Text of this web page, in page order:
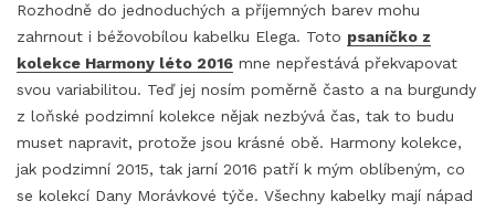
Rozhodně do jednoduchých a příjemných barev mohu
zahrnout i béžovobílou kabelku Elega. Toto psaníčko z
kolekce Harmony léto 2016 mne nepřestává překvapovat
svou variabilitou. Teď jej nosím poměrně často a na burgundy
z loňské podzimní kolekce nějak nezbývá čas, tak to budu
muset napravit, protože jsou krásné obě. Harmony kolekce,
jak podzimní 2015, tak jarní 2016 patří k mým oblíbeným, co
se kolekcí Dany Morávkové týče. Všechny kabelky mají nápad